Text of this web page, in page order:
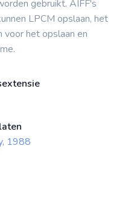
gebruikt. AIFF's
LPCM opslaan, het
voor het opslaan en
1988